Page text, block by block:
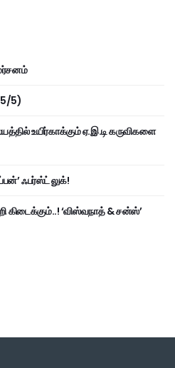
5)
உயிர்காக்கும் ஏ.இ.டி கருவிகளை
ஃபர்ஸ்ட் லுக்!
கிடைக்கும்..! ‘விஸ்வநாத் & சன்ஸ்’